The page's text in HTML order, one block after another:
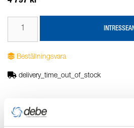
Beställningsvara
delivery_time_out_of_stock
Produktbeskrivning